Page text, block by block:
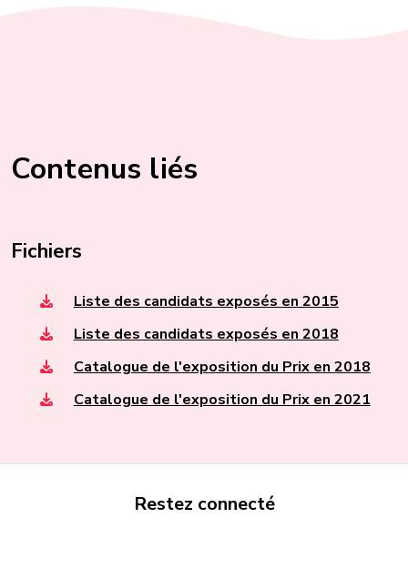
Contenus liés
Fichiers
Liste des candidats exposés en 2015
Liste des candidats exposés en 2018
Catalogue de l'exposition du Prix en 2018
Catalogue de l'exposition du Prix en 2021
Restez connecté